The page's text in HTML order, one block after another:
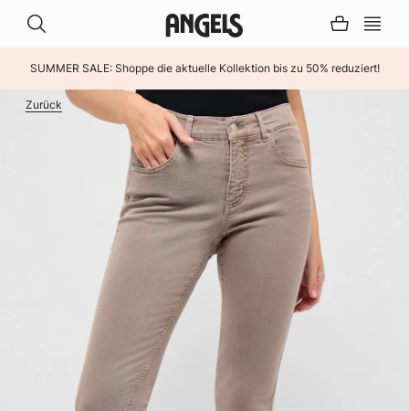
SUMMER SALE: Shoppe die aktuelle Kollektion bis zu 50% reduziert!
Zurück